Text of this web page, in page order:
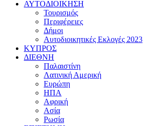
ΑΥΤΟΔΙΟΙΚΗΣΗ
Τουρισμός
Περιφέρειες
Δήμοι
Αυτοδιοικητικές Εκλογές 2023
ΚΥΠΡΟΣ
ΔΙΕΘΝΗ
Παλαιστίνη
Λατινική Αμερική
Ευρώπη
ΗΠΑ
Αφρική
Ασία
Ρωσία